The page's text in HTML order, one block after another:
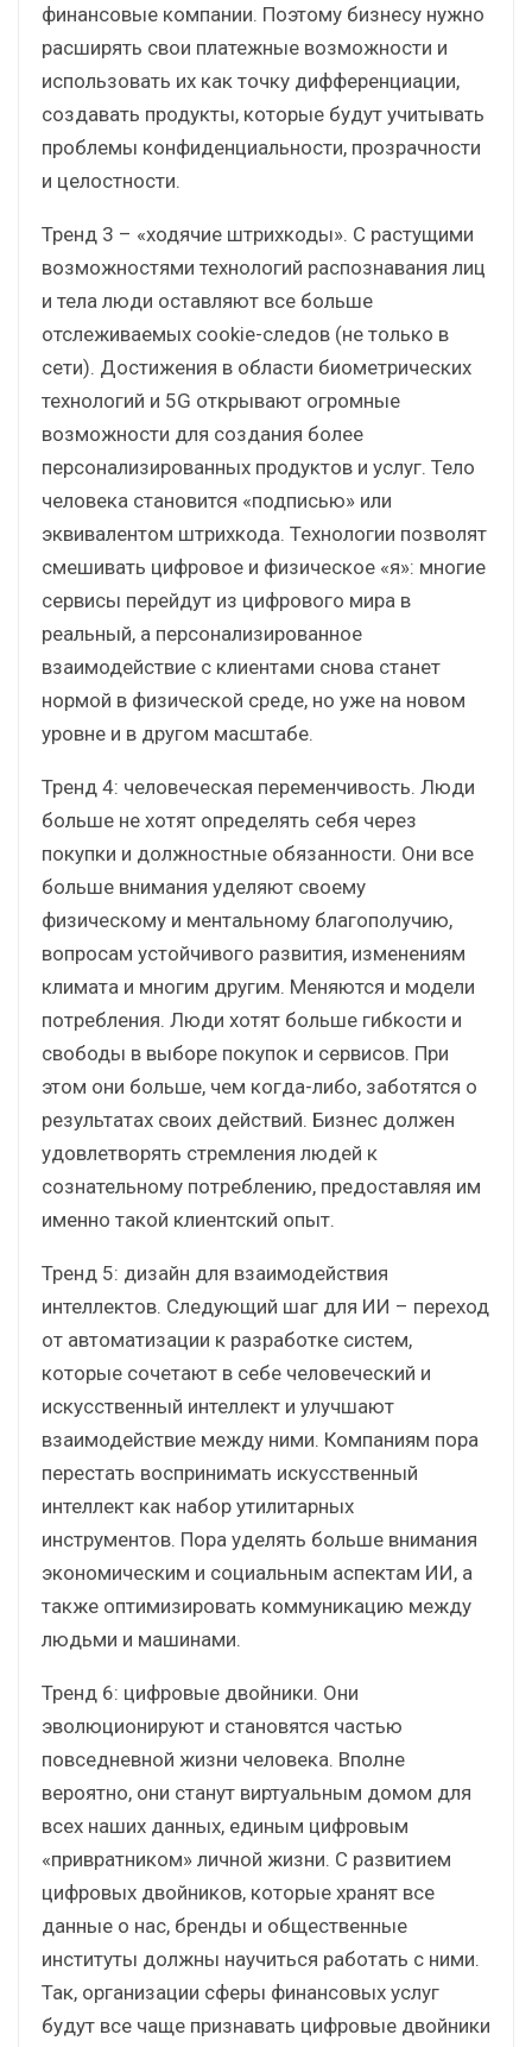
финансовые компании. Поэтому бизнесу нужно
расширять свои платежные возможности и
использовать их как точку дифференциации,
создавать продукты, которые будут учитывать
проблемы конфиденциальности, прозрачности
и целостности.
Тренд 3 – «ходячие штрихкоды». С растущими
возможностями технологий распознавания лиц
и тела люди оставляют все больше
отслеживаемых cookie-следов (не только в
сети). Достижения в области биометрических
технологий и 5G открывают огромные
возможности для создания более
персонализированных продуктов и услуг. Тело
человека становится «подписью» или
эквивалентом штрихкода. Технологии позволят
смешивать цифровое и физическое «я»: многие
сервисы перейдут из цифрового мира в
реальный, а персонализированное
взаимодействие с клиентами снова станет
нормой в физической среде, но уже на новом
уровне и в другом масштабе.
Тренд 4: человеческая переменчивость. Люди
больше не хотят определять себя через
покупки и должностные обязанности. Они все
больше внимания уделяют своему
физическому и ментальному благополучию,
вопросам устойчивого развития, изменениям
климата и многим другим. Меняются и модели
потребления. Люди хотят больше гибкости и
свободы в выборе покупок и сервисов. При
этом они больше, чем когда-либо, заботятся о
результатах своих действий. Бизнес должен
удовлетворять стремления людей к
сознательному потреблению, предоставляя им
именно такой клиентский опыт.
Тренд 5: дизайн для взаимодействия
интеллектов. Следующий шаг для ИИ – переход
от автоматизации к разработке систем,
которые сочетают в себе человеческий и
искусственный интеллект и улучшают
взаимодействие между ними. Компаниям пора
перестать воспринимать искусственный
интеллект как набор утилитарных
инструментов. Пора уделять больше внимания
экономическим и социальным аспектам ИИ, а
также оптимизировать коммуникацию между
людьми и машинами.
Тренд 6: цифровые двойники. Они
эволюционируют и становятся частью
повседневной жизни человека. Вполне
вероятно, они станут виртуальным домом для
всех наших данных, единым цифровым
«привратником» личной жизни. С развитием
цифровых двойников, которые хранят все
данные о нас, бренды и общественные
институты должны научиться работать с ними.
Так, организации сферы финансовых услуг
будут все чаще признавать цифровые двойники